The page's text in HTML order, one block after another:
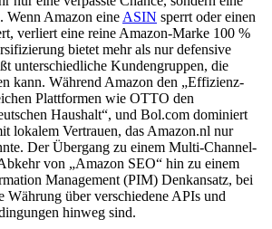
Wenn Amazon eine ASIN sperrt oder einen
verliert eine reine Amazon-Marke 100 %
bietet mehr als nur defensive
unterschiedliche Kundengruppen, die
kann. Während Amazon den „Effizienz-
Plattformen wie OTTO den
Haushalt“, und Bol.com dominiert
lokalem Vertrauen, das Amazon.nl nur
Der Übergang zu einem Multi-Channel-
von „Amazon SEO“ hin zu einem
Management (PIM) Denkansatz, bei
Währung über verschiedene APIs und
hinweg sind.